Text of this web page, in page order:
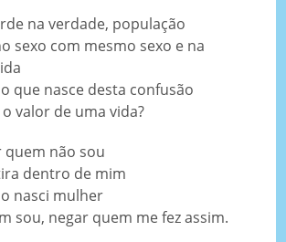
na verdade, população
sexo com mesmo sexo e na
que nasce desta confusão
valor de uma vida?
quem não sou
dentro de mim
nasci mulher
sou, negar quem me fez assim.